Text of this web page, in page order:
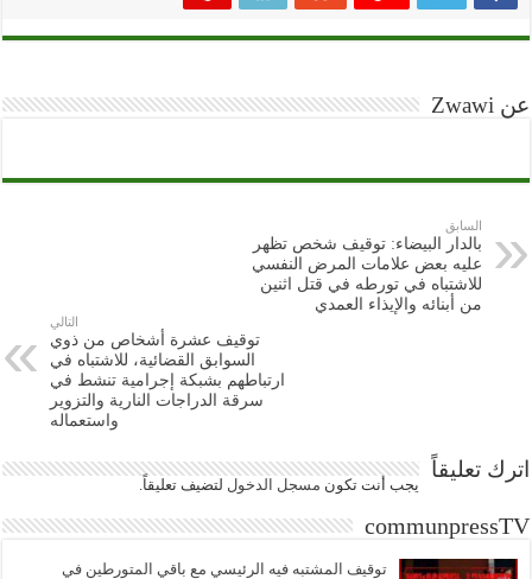
عن Zwawi
السابق
بالدار البيضاء: توقيف شخص تظهر
عليه بعض علامات المرض النفسي
للاشتباه في تورطه في قتل اثنين
من أبنائه والإيذاء العمدي
التالي
توقيف عشرة أشخاص من ذوي
السوابق القضائية، للاشتباه في
ارتباطهم بشبكة إجرامية تنشط في
سرقة الدراجات النارية والتزوير
واستعماله
اترك تعليقاً
يجب أنت تكون مسجل الدخول لتضيف تعليقاً.
communpressTV
توقيف المشتبه فيه الرئيسي مع باقي المتورطين في